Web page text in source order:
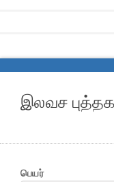
இலவச
பெயர்